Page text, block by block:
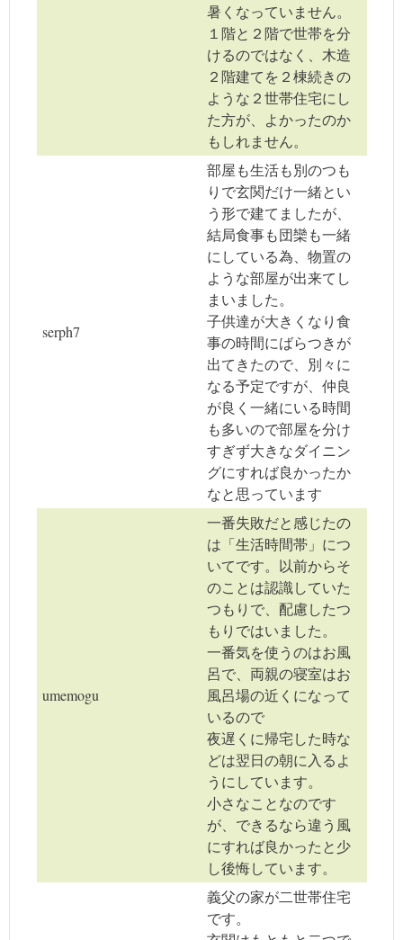
暑くなっていません。
１階と２階で世帯を分
けるのではなく、木造
２階建てを２棟続きの
ような２世帯住宅にし
た方が、よかったのか
もしれません。
serph7
部屋も生活も別のつも
りで玄関だけ一緒とい
う形で建てましたが、
結局食事も団欒も一緒
にしている為、物置の
ような部屋が出来てし
まいました。
子供達が大きくなり食
事の時間にばらつきが
出てきたので、別々に
なる予定ですが、仲良
が良く一緒にいる時間
も多いので部屋を分け
すぎず大きなダイニン
グにすれば良かったか
なと思っています
umemogu
一番失敗だと感じたの
は「生活時間帯」につ
いてです。以前からそ
のことは認識していた
つもりで、配慮したつ
もりではいました。
一番気を使うのはお風
呂で、両親の寝室はお
風呂場の近くになって
いるので
夜遅くに帰宅した時な
どは翌日の朝に入るよ
うにしています。
小さなことなのです
が、できるなら違う風
にすれば良かったと少
し後悔しています。
義父の家が二世帯住宅
です。